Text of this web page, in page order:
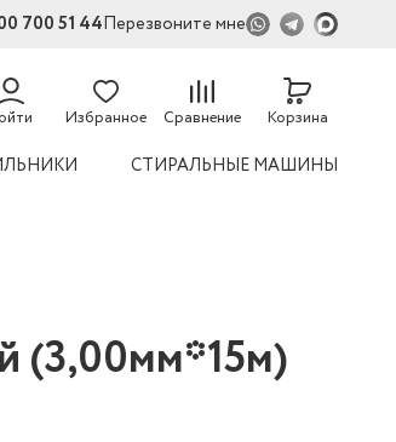
700 51 44Перезвоните мне
Избранное Сравнение
54
Корзина
СТИРАЛЬНЫЕ МАШИНЫ
(3,00мм*15м)